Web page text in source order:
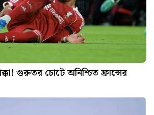
গুরুতর চোটে অনিশ্চিত ফ্রান্সের